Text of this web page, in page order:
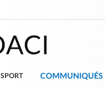
SPORT COMMUNIQUÉS